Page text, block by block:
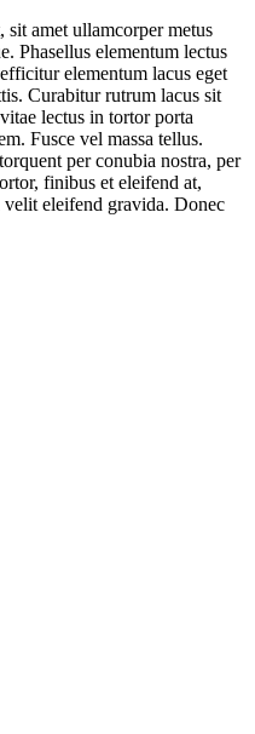
amet ullamcorper metus
Phasellus elementum lectus
elementum lacus eget
Curabitur rutrum lacus sit
lectus in tortor porta
Fusce vel massa tellus.
per conubia nostra, per
finibus et eleifend at,
eleifend gravida. Donec